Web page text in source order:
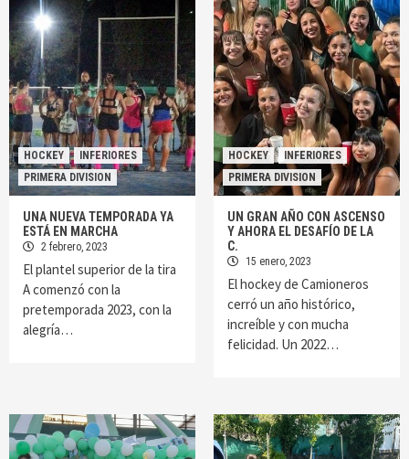
HOCKEY
INFERIORES
PRIMERA DIVISION
UNA NUEVA TEMPORADA YA
ESTÁ EN MARCHA
2 febrero, 2023
El plantel superior de la tira
A comenzó con la
pretemporada 2023, con la
alegría…
HOCKEY
INFERIORES
PRIMERA DIVISION
UN GRAN AÑO CON ASCENSO
Y AHORA EL DESAFÍO DE LA
C.
15 enero, 2023
El hockey de Camioneros
cerró un año histórico,
increíble y con mucha
felicidad. Un 2022…